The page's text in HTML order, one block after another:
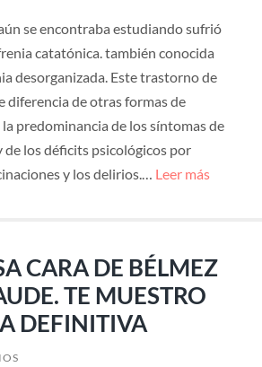
se encontraba estudiando sufrió
catatónica. también conocida
desorganizada. Este trastorno de
diferencia de otras formas de
predominancia de los síntomas de
de los déficits psicológicos por
y los delirios.… Leer más
CARA DE BÉLMEZ
TE MUESTRO
DEFINITIVA